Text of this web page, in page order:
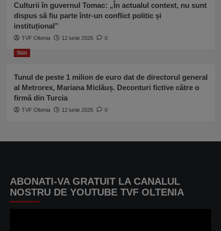
Culturii în guvernul Tomac: „În actualul context, nu sunt
dispus să fiu parte într-un conflict politic și
instituțional”
TVF Oltenia 12 iunie 2026 0
Stiri
Tunul de peste 1 milion de euro dat de directorul general
al Metrorex, Mariana Miclăuș. Deconturi fictive către o
firmă din Turcia
TVF Oltenia 12 iunie 2026 0
ABONATI-VA GRATUIT LA CANALUL
NOSTRU DE YOUTUBE TVF OLTENIA